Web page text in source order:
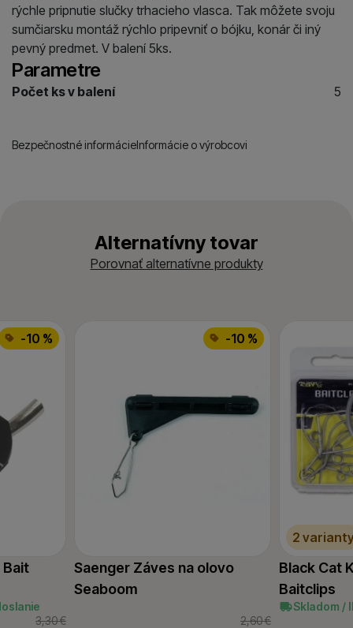
rýchle pripnutie slučky trhacieho vlasca. Tak môžete svoju
sumčiarsku montáž rýchlo pripevniť o bójku, konár či iný
pevný predmet. V balení 5ks.
Parametre
Počet ks v balení 5
Bezpečnostné informácieInformácie o výrobcovi
Alternatívny tovar
Porovnať alternatívne produkty
-10 %
Saenger Záves na olovo
Seaboom
2,60€
2
Black Cat
Baitclips
Skladom /
-10 %
Bait
3,30€